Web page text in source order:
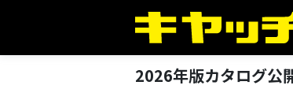
2026年版カタログ公